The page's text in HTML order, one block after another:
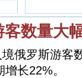
客数量大
俄罗斯游客
长22%。